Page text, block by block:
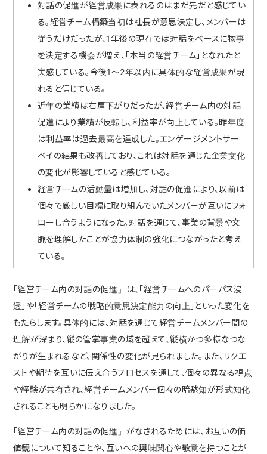
対話の促進が経営成果に表れるのはまだ先だと感じてい
る。経営チーム構築当初は社長が意思決定し、メンバーは
従うだけだったが、1年後の現在では対話をベースに物事
を決定する機会が増え、「本当の経営チーム」となれたと
実感している。今後1〜2年以内に具体的な経営成果が現
れると信じている。
近年の業績は右肩下がりだったが、経営チーム内の対話
促進により業績が反転し、利益率が向上している。昨年度
は利益率は過去最高を達成した。エンゲージメントサー
ベイの結果も改善しており、これは対話を通じた企業文化
の変化が影響していると感じている。
経営チームの活動量は増加し、対話の促進により、以前は
個々で厳しい目標に取り組んでいたメンバーが互いにフォ
ローし合うようになった。対話を通じて、事業の背景や文
脈を理解したことが協力体制の強化につながったと考え
ている。
「経営チーム内の対話の促進」は、「経営チームへのパーパス浸
透」や「経営チームの戦略的意思決定能力の向上」といった変化を
もたらします。具体的には、対話を通じて経営チームメンバー間の
理解が深まり、縦の管掌事業の域を超えて、縦横かつ多様なつな
がりが生まれるなど、関係性の変化が見られました。また、リクエ
ストや期待を互いに伝え合うプロセスを通して、個々の異なる視点
や経験が共有され、経営チームメンバー個々の暗黙知が形式知化
されることも明らかになりました。
「経営チーム内の対話の促進」がなされるためには、お互いの価
値観について知ることや、互いへの興味関心や敬意を持つことが